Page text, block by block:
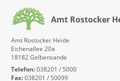
Amt Rostocker
Amt Rostocker Heide
Eichenallee 20a
18182 Gelbensande
Telefon:038201 / 5000
Fax:038201 / 50099